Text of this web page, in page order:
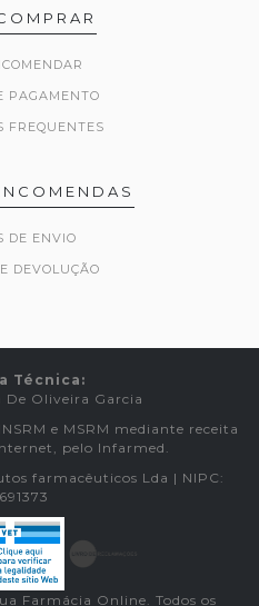
PAGAMENTO
FREQUENTES
DE ENVIO
DEVOLUÇÃO
Técnica:
De Oliveira Garcia
e MSRM mediante receita
pelo Infarmed.
farmacêuticos Lda | NIPC:
Farmácia Online. Todos os